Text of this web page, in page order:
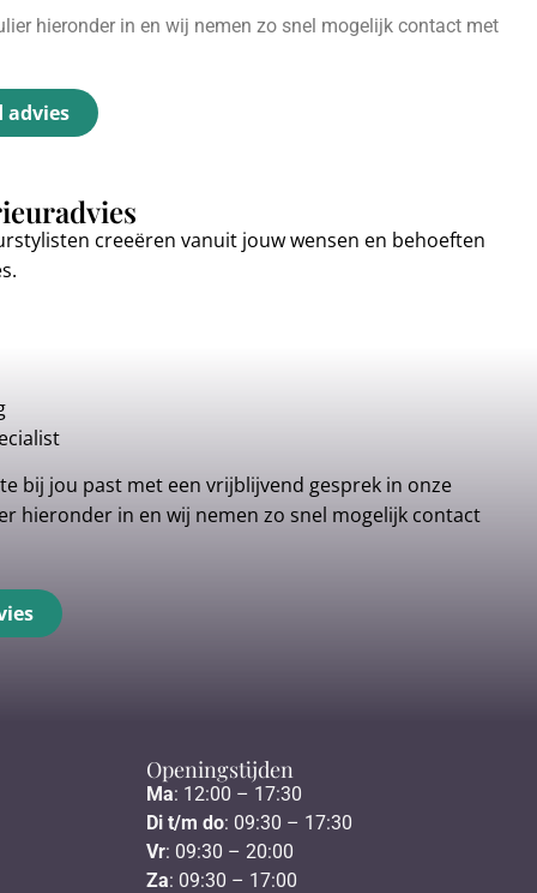
hieronder in en wij nemen zo snel mogelijk contact met
advies
creeëren vanuit jouw wensen en behoeften
bij jou past met een vrijblijvend gesprek in onze
hieronder in en wij nemen zo snel mogelijk contact
Openingstijden
Ma: 12:00 – 17:30
Di t/m do: 09:30 – 17:30
Vr: 09:30 – 20:00
Za: 09:30 – 17:00